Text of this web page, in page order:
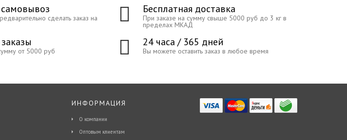
самовывоз
сделать заказ на
Бесплатная доставка
При заказе на сумму свыше 5000 руб до 3 кг в
пределах МКАД
от 5000 руб
24 часа / 365 дней
Вы можете оставить заказ в любое время
ИНФОРМАЦИЯ
О компании
Оптовым клиентам